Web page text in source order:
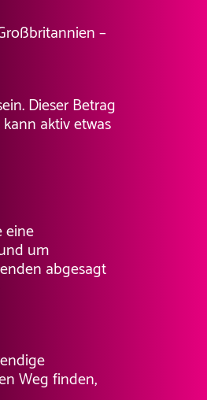
–
Dieser Betrag
aktiv etwas
eine
um
abgesagt
Weg finden,